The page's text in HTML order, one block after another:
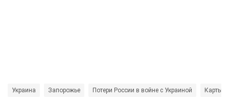
Украина Запорожье Потери России в войне с Украиной Карты